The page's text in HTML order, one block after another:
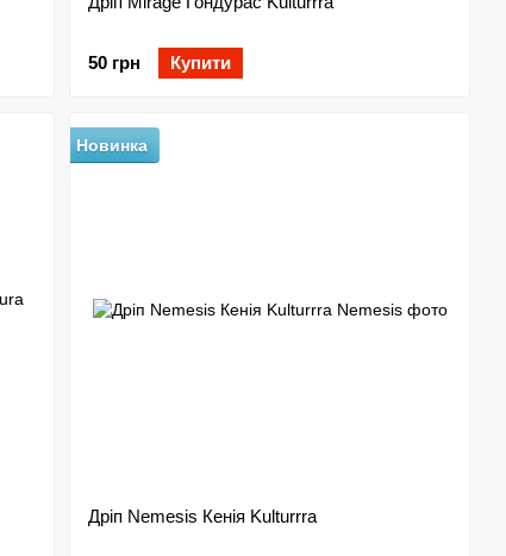
50 грн Купити
Новинка
Дріп Nemesis Кенія Kulturrra